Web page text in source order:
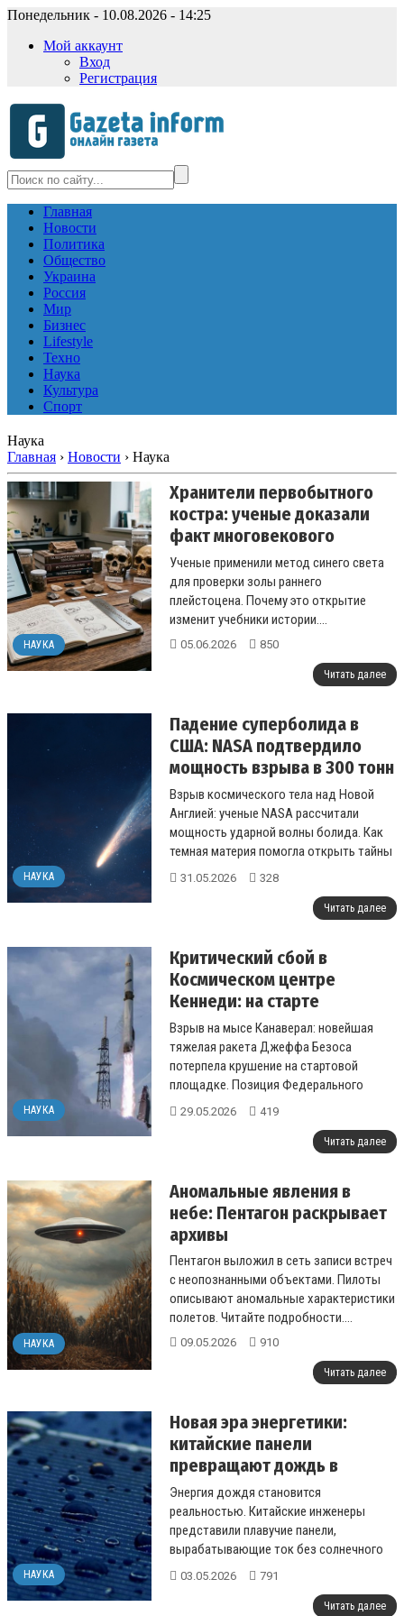
Понедельник - 10.08.2026 - 14:25
Мой аккаунт
Вход
Регистрация
Главная
Новости
Политика
Общество
Украина
Россия
Мир
Бизнес
Lifestyle
Техно
Наука
Культура
Спорт
Наука
Главная › Новости › Наука
НАУКА
Хранители первобытного
костра: ученые доказали
факт многовекового
использования огня в
древних пещерах
Ученые применили метод синего света
для проверки золы раннего
плейстоцена. Почему это открытие
изменит учебники истории....
05.06.2026 850
Читать далее
НАУКА
Падение суперболида в
США: NASA подтвердило
мощность взрыва в 300 тонн
в тротиловом эквиваленте
Взрыв космического тела над Новой
Англией: ученые NASA рассчитали
мощность ударной волны болида. Как
темная материя помогла открыть тайны
Вселенной....
31.05.2026 328
Читать далее
НАУКА
Критический сбой в
Космическом центре
Кеннеди: на старте
взорвалась ракета New
Glenn
Взрыв на мысе Канаверал: новейшая
тяжелая ракета Джеффа Безоса
потерпела крушение на стартовой
площадке. Позиция Федерального
авиационного управления....
29.05.2026 419
Читать далее
НАУКА
Аномальные явления в
небе: Пентагон раскрывает
архивы
Пентагон выложил в сеть записи встреч
с неопознанными объектами. Пилоты
описывают аномальные характеристики
полетов. Читайте подробности....
09.05.2026 910
Читать далее
НАУКА
Новая эра энергетики:
китайские панели
превращают дождь в
электричество
Энергия дождя становится
реальностью. Китайские инженеры
представили плавучие панели,
вырабатывающие ток без солнечного
света....
03.05.2026 791
Читать далее